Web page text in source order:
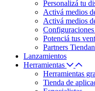
Personalizá tu
Activá medios
Activá medios
Configuraciones
Potenciá tus
Partners
Lanzamientos
Herramientas
Herramientas
Tienda de